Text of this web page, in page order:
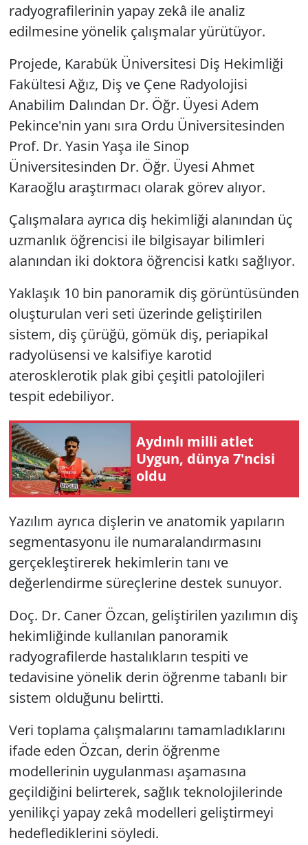
radyografilerinin yapay zekâ ile analiz
edilmesine yönelik çalışmalar yürütüyor.
Projede, Karabük Üniversitesi Diş Hekimliği
Fakültesi Ağız, Diş ve Çene Radyolojisi
Anabilim Dalından Dr. Öğr. Üyesi Adem
Pekince'nin yanı sıra Ordu Üniversitesinden
Prof. Dr. Yasin Yaşa ile Sinop
Üniversitesinden Dr. Öğr. Üyesi Ahmet
Karaoğlu araştırmacı olarak görev alıyor.
Çalışmalara ayrıca diş hekimliği alanından üç
uzmanlık öğrencisi ile bilgisayar bilimleri
alanından iki doktora öğrencisi katkı sağlıyor.
Yaklaşık 10 bin panoramik diş görüntüsünden
oluşturulan veri seti üzerinde geliştirilen
sistem, diş çürüğü, gömük diş, periapikal
radyolüsensi ve kalsifiye karotid
aterosklerotik plak gibi çeşitli patolojileri
tespit edebiliyor.
Aydınlı milli atlet
Uygun, dünya 7'ncisi
oldu
Yazılım ayrıca dişlerin ve anatomik yapıların
segmentasyonu ile numaralandırmasını
gerçekleştirerek hekimlerin tanı ve
değerlendirme süreçlerine destek sunuyor.
Doç. Dr. Caner Özcan, geliştirilen yazılımın diş
hekimliğinde kullanılan panoramik
radyografilerde hastalıkların tespiti ve
tedavisine yönelik derin öğrenme tabanlı bir
sistem olduğunu belirtti.
Veri toplama çalışmalarını tamamladıklarını
ifade eden Özcan, derin öğrenme
modellerinin uygulanması aşamasına
geçildiğini belirterek, sağlık teknolojilerinde
yenilikçi yapay zekâ modelleri geliştirmeyi
hedeflediklerini söyledi.